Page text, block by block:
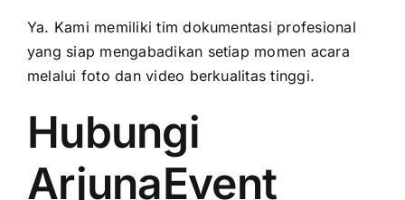
Ya. Kami memiliki tim dokumentasi profesional
yang siap mengabadikan setiap momen acara
melalui foto dan video berkualitas tinggi.
Hubungi
ArjunaEvent